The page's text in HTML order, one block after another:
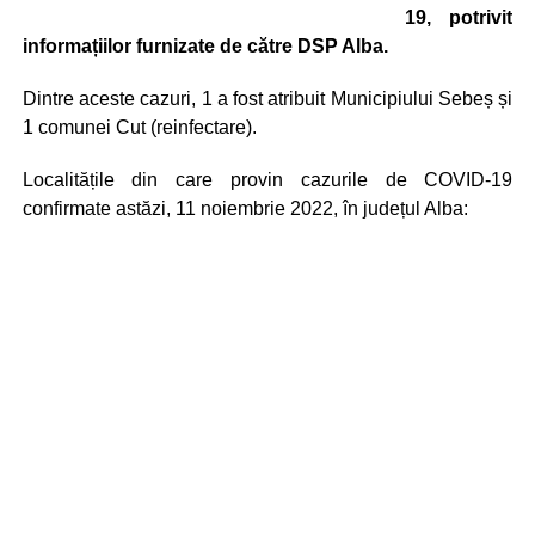
19, potrivit
informațiilor furnizate de către DSP Alba.
Dintre aceste cazuri, 1 a fost atribuit Municipiului Sebeș și
1 comunei Cut (reinfectare).
Localitățile din care provin cazurile de COVID-19
confirmate astăzi, 11 noiembrie 2022, în județul Alba: